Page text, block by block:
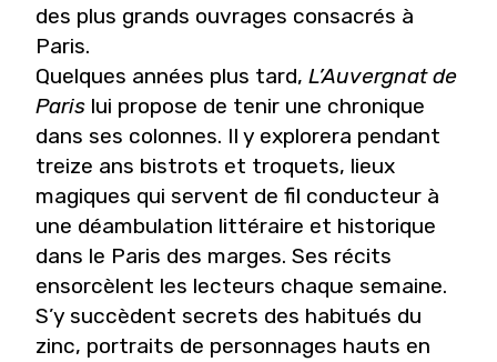
des plus grands ouvrages consacrés à
Paris.
Quelques années plus tard, L’Auvergnat de
Paris lui propose de tenir une chronique
dans ses colonnes. Il y explorera pendant
treize ans bistrots et troquets, lieux
magiques qui servent de fil conducteur à
une déambulation littéraire et historique
dans le Paris des marges. Ses récits
ensorcèlent les lecteurs chaque semaine.
S’y succèdent secrets des habitués du
zinc, portraits de personnages hauts en